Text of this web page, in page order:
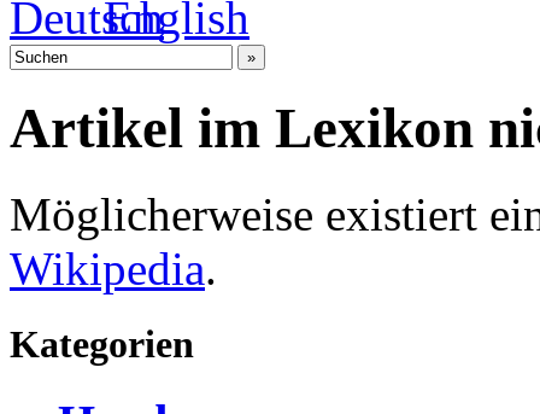
Artikel im Lexikon
Möglicherweise existiert
Wikipedia.
Kategorien